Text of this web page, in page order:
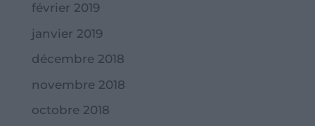
février 2019
janvier 2019
décembre 2018
novembre 2018
octobre 2018